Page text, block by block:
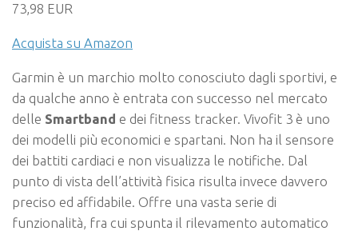
73,98 EUR
Acquista su Amazon
Garmin è un marchio molto conosciuto dagli sportivi, e
da qualche anno è entrata con successo nel mercato
delle Smartband e dei fitness tracker. Vivofit 3 è uno
dei modelli più economici e spartani. Non ha il sensore
dei battiti cardiaci e non visualizza le notifiche. Dal
punto di vista dell’attività fisica risulta invece davvero
preciso ed affidabile. Offre una vasta serie di
funzionalità, fra cui spunta il rilevamento automatico